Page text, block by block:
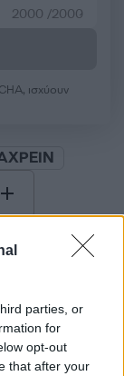
parties, or
for
opt-out
that after your
2000 /2000
ισχύουν
και τα